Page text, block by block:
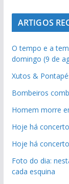
ARTIGOS
O tempo e a
domingo (9 de
Xutos &
Bombeiros
Homem morre
Hoje há
Hoje há
Foto do dia:
cada esquina